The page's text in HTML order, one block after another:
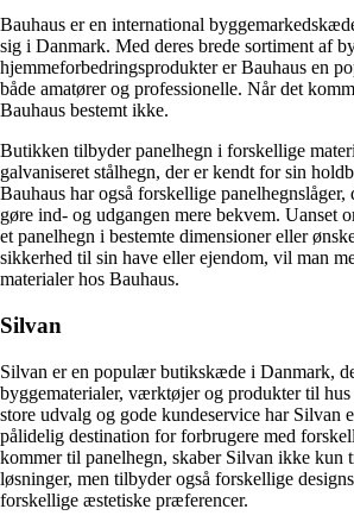
Bauhaus er en international
sig i Danmark. Med deres brede sortiment af
hjemmeforbedringsprodukter er Bauhaus en
både amatører og professionelle. Når det
Bauhaus bestemt ikke.
Butikken tilbyder panelhegn i forskellige
galvaniseret stålhegn, der er kendt for sin
Bauhaus har også forskellige
gøre ind- og udgangen mere bekvem. Uanset
et panelhegn i bestemte dimensioner eller
sikkerhed til sin have eller ejendom, vil man
materialer hos Bauhaus.
Silvan
Silvan er en populær butikskæde i Danmark,
byggematerialer, værktøjer og produkter til hus
store udvalg og gode kundeservice har Silvan
pålidelig destination for forbrugere med
kommer til panelhegn, skaber Silvan ikke kun
løsninger, men tilbyder også forskellige
forskellige æstetiske præferencer.